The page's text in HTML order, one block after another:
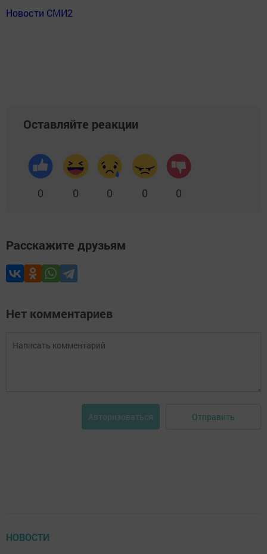
Новости СМИ2
Оставляйте реакции
0 0 0 0 0
Расскажите друзьям
Нет комментариев
Авторизоваться Отправить
НОВОСТИ